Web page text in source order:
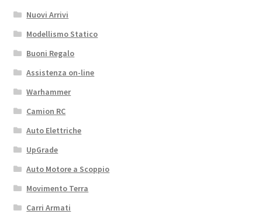
Nuovi Arrivi
Modellismo Statico
Buoni Regalo
Assistenza on-line
Warhammer
Camion RC
Auto Elettriche
UpGrade
Auto Motore a Scoppio
Movimento Terra
Carri Armati